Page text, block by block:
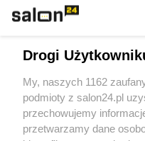
Sport
Społeczeństwo
Drogi
My, naszych 1162
podmioty z salon24.pl
przechowujemy
przetwarzamy dane